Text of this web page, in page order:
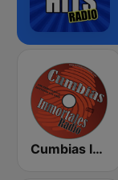
Cumbias Inmortales Radio